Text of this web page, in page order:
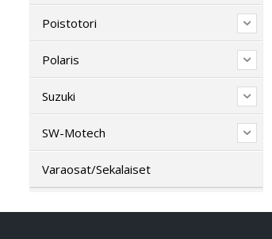
Poistotori
Polaris
Suzuki
SW-Motech
Varaosat/Sekalaiset